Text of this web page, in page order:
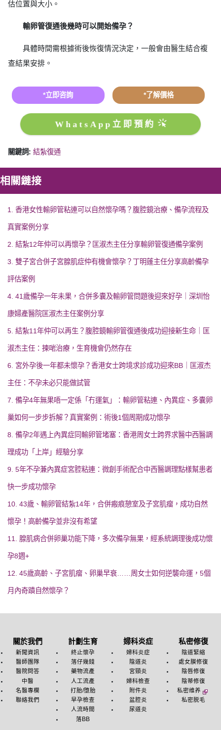
估位置與大小。
輸卵管復通後幾時可以開始備孕？
具體時間需根據術後恢復情況決定，一般會由醫生結合複
查結果安排。
*立即咨詢 *了解價格
WhatsApp立即預約
關鍵詞: 結紮復通
相關鏈接
1. 香港女性輸卵管粘連可以自然懷孕嗎？腹腔鏡治療、備孕流程及
真實案例分享
2. 結紮12年仲可以再懷孕？匡淑杰主任分享輸卵管復通備孕案例
3. 雙子宮合併子宮腺肌症仲有機會懷孕？丁明蓬主任分享高齡備孕
評估案例
4. 41歲備孕一年未果，合併多囊及輸卵管問題後迎來好孕｜深圳怡
康婦產醫院匡淑杰主任案例分享
5. 結紮11年仲可以再生？腹腔鏡輸卵管復通後成功迎接新生命｜匡
淑杰主任：揀啱治療，生育機會仍然存在
6. 宮外孕後一年都未懷孕？香港女士跨境求診成功迎來BB｜匡淑杰
主任：不孕未必只能做試管
7. 備孕4年無果唔一定係「冇運氣」：輸卵管粘連、內異症、多囊卵
巢如何一步步拆解？真實案例：術後1個周期成功懷孕
8. 備孕2年遇上內異症同輸卵管堵塞：香港周女士跨界求醫中西醫調
理成功「上岸」經驗分享
9. 5年不孕兼內異症宮腔粘連：微創手術配合中西醫調理點樣幫患者
快一步成功懷孕
10. 43歲、輸卵管結紮14年，合併瘢痕憩室及子宮肌瘤，成功自然
懷孕！高齡備孕並非沒有希望
11. 腺肌病合併卵巢功能下降，多次備孕無果，經系統調理後成功懷
孕8週+
12. 45歲高齡、子宮肌瘤、卵巢早衰……周女士如何逆襲命運，5個
月內奇蹟自然懷孕？
關於我們
新聞資訊
醫師團隊
醫院問答
中醫
名醫專欄
聯絡我們
計劃生育
終止懷孕
落仔幾錢
藥物流產
人工流產
打胎/堕胎
早孕檢查
人流時間
落BB
婦科炎症
婦科炎症
陰道炎
宮頸炎
婦科檢查
附件炎
盆腔炎
尿道炎
私密修復
陰道緊縮
處女膜修復
陰唇修復
陰蒂修復
私密维养
私密脱毛